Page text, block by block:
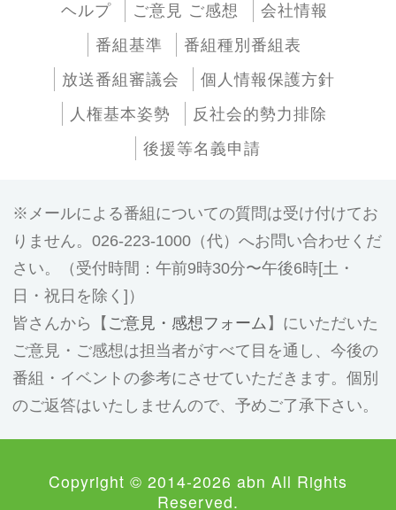
ヘルプ ご意見 ご感想
会社情報
番組基準
番組種別番組表
放送番組審議会
個人情報保護方針
人権基本姿勢
反社会的勢力排除
後援等名義申請
メールによる番組についての質問は受け付けてお
りません。026-223-1000（代）へお問い合わせくだ
さい。（受付時間：午前9時30分〜午後6時[土・
日・祝日を除く]）
皆さんから【 ご意見・感想フォーム 】にいただいた
ご意見・ご感想は担当者がすべて目を通し、今後の
番組・イベントの参考にさせていただきます。個別
のご返答はいたしませんので、予めご了承下さい。
Copyright © 2014-2026 abn All Rights
Reserved.